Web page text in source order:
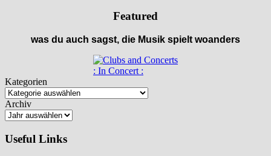
Featured
was du auch sagst, die Musik spielt woanders
: In Concert :
Kategorien
Archiv
Useful Links